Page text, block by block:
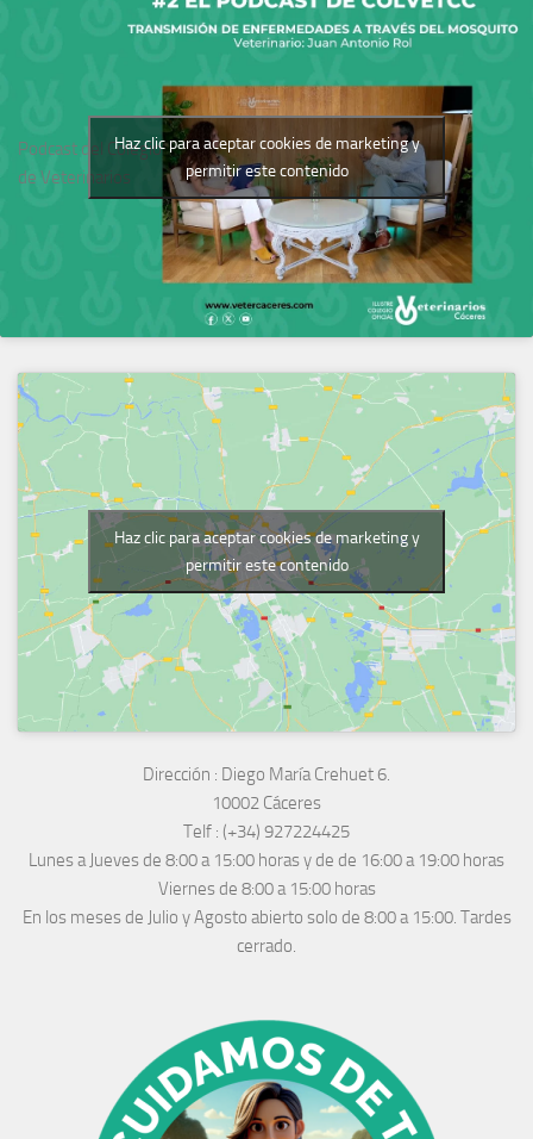
Podcast del Colegio
de Veterinarios
Haz clic para aceptar cookies de marketing y
permitir este contenido
Haz clic para aceptar cookies de marketing y
permitir este contenido
Dirección : Diego María Crehuet 6.
10002 Cáceres
Telf : (+34) 927224425
Lunes a Jueves de 8:00 a 15:00 horas y de de 16:00 a 19:00 horas
Viernes de 8:00 a 15:00 horas
En los meses de Julio y Agosto abierto solo de 8:00 a 15:00. Tardes
cerrado.